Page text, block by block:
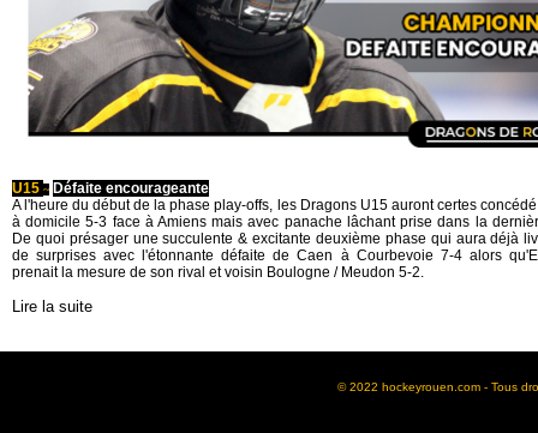
U15 ~ Défaite encourageante
A l'heure du début de la phase play-offs, les Dragons U15 auront certes
à domicile 5-3 face à Amiens mais avec panache lâchant prise dans la
De quoi présager une succulente & excitante deuxième phase qui aura déjà
de surprises avec l'étonnante défaite de Caen à Courbevoie 7-4 alors
prenait la mesure de son rival et voisin Boulogne / Meudon 5-2.
Lire la suite
© 2022 hockeyrouen.com - Tous